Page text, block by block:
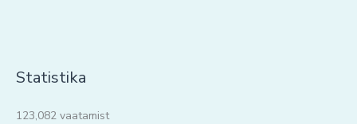
Statistika
123,082 vaatamist